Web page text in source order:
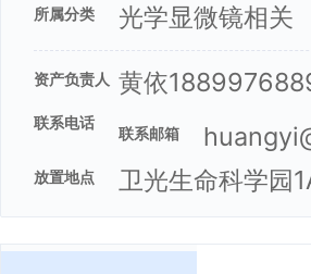
所属分类 光学显微镜相关
资产负责人 黄依
联系电话
联系邮箱
放置地点 卫光生命科学园